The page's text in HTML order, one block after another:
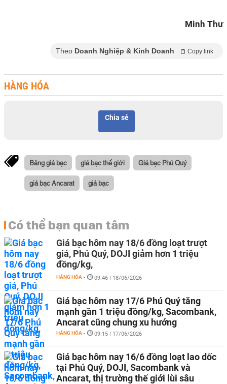
Minh Thư
Theo Doanh Nghiệp & Kinh Doanh Copy link
HÀNG HÓA
Chia sẻ
Bảng giá bạc giá bạc thế giới Giá bạc Phú Quý
giá bạc Ancarat giá bạc
Có thể bạn quan tâm
Giá bạc hôm nay 18/6 đồng loạt trượt
giá, Phú Quý, DOJI giảm hơn 1 triệu
đồng/kg,
HÀNG HÓA - 09:46 | 18/06/2026
Giá bạc hôm nay 17/6 Phú Quý tăng
mạnh gần 1 triệu đồng/kg, Sacombank,
Ancarat cũng chung xu hướng
HÀNG HÓA - 09:15 | 17/06/2026
Giá bạc hôm nay 16/6 đồng loạt lao dốc
tại Phú Quý, DOJI, Sacombank và
Ancarat, thị trường thế giới lùi sâu